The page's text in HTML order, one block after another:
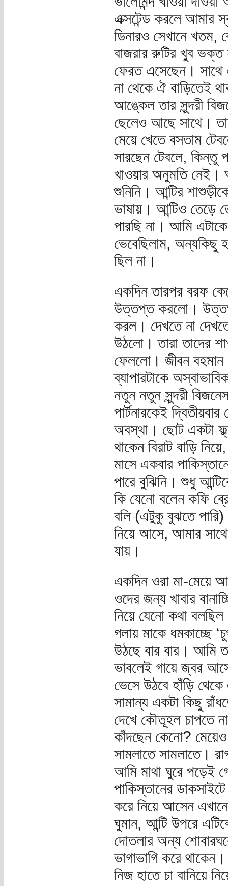
এক্সটেন্ড করলে আমার
ডিনারও সেখানে খতম,
বাজরার রুটির খুব
ফেরত এসেছেন। সাথে
না থেকে ঐ বাড়িতেই
আঙ্কেল তার সুন্দরী
ছেলেও আছে সাথে।
মেয়ে খেতে বসতাম
সারছেন টেবলে, কিন্তু
খাওয়ার অনুমতি
শুনিনি। আন্টির
ভাষায়। আন্টিও তেড়ে
পারছি না। আমি
ভেবেছিলাম, অন্যকিছু
ছিল না।
একদিন তারপর বরফ
উত্তপ্ত করলো। উত্তপ্ত
করল। দেখতে না
উঠলো। তারা তাদের
ফেললো। জীবন
ব্যাপারটাকে
নতুন নতুন সুন্দরী
পার্টনারকেই
অবস্থা। ছোট একটা
থাকেন বিরাট বাড়ি
মাসে একবার
পারে বুঝিনি। শুধু
কি যেনো বলেন কফি
বলি (এটুকু বুঝতে
নিয়ে আসে, আমার
যায়।
একদিন ওরা মা-মেয়ে
ওদের জন্য খাবার
নিয়ে যেনো কথা
গলায় মাকে ধমকাচ্ছে
উঠছে বার বার। আমি
ভাবলেই গায়ে জ্বর
ভেসে উঠবে হাঁড়ি
সামান্য একটা কিছু
দেখে কৌতূহল চাপতে
কাঁদছেন কেনো? মেয়েও
সামলাতে সামলাতে।
আমি মাথা ঘুরে পড়েই
পাকিস্তানের
করে নিয়ে আসেন
ঘুমান, আন্টি উপরে
দোতলার অন্য
ভাগাভাগি করে
নিজ হাতে চা বানিয়ে